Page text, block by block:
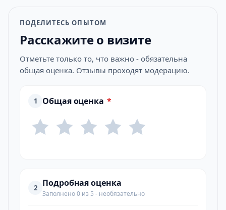
ПОДЕЛИТЕСЬ ОПЫТОМ
Расскажите о визите
Отметьте только то, что важно - обязательна
общая оценка. Отзывы проходят модерацию.
1 Общая оценка *
2 Подробная оценка
Заполнено 0 из 5 - необязательно